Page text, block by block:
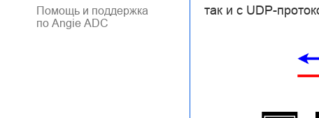
Помощь и поддержка
по Angie ADC
так и с UDP-